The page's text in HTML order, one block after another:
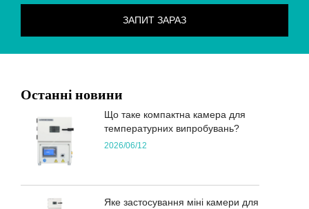
Останні новини
Що таке компактна камера для
температурних випробувань?
2026/06/12
Яке застосування міні камери для